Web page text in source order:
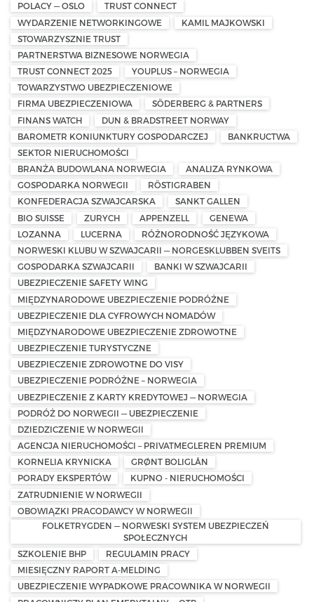
POLACY — OSLO
TRUST CONNECT
WYDARZENIE NETWORKINGOWE
KAMIL MAJKOWSKI
STOWARZYSZNIE TRUST
PARTNERSTWA BIZNESOWE NORWEGIA
TRUST CONNECT 2025
YOUPLUS – NORWEGIA
TOWARZYSTWO UBEZPIECZENIOWE
FIRMA UBEZPIECZENIOWA
SÖDERBERG & PARTNERS
FINANS WATCH
DUN & BRADSTREET NORWAY
BAROMETR KONIUNKTURY GOSPODARCZEJ
BANKRUCTWA
SEKTOR NIERUCHOMOŚCI
BRANŻA BUDOWLANA NORWEGIA
ANALIZA RYNKOWA
GOSPODARKA NORWEGII
RÖSTIGRABEN
KONFEDERACJA SZWAJCARSKA
SANKT GALLEN
BIO SUISSE
ZURYCH APPENZELL
GENEWA
LOZANNA
LUCERNA
RÓŻNORODNOŚĆ JĘZYKOWA
NORWESKI KLUBU W SZWAJCARII — NORGESKLUBBEN SVEITS
GOSPODARKA SZWAJCARII
BANKI W SZWAJCARII
UBEZPIECZENIE SAFETY WING
MIĘDZYNARODOWE UBEZPIECZENIE PODRÓŻNE
UBEZPIECZENIE DLA CYFROWYCH NOMADÓW
MIĘDZYNARODOWE UBEZPIECZENIE ZDROWOTNE
UBEZPIECZENIE TURYSTYCZNE
UBEZPIECZENIE ZDROWOTNE DO VISY
UBEZPIECZENIE PODRÓŻNE – NORWEGIA
UBEZPIECZENIE Z KARTY KREDYTOWEJ — NORWEGIA
PODRÓŻ DO NORWEGII — UBEZPIECZENIE
DZIEDZICZENIE W NORWEGII
AGENCJA NIERUCHOMOŚCI – PRIVATMEGLEREN PREMIUM
KORNELIA KRYNICKA
GRØNT BOLIGLÅN
PORADY EKSPERTÓW
KUPNO - NIERUCHOMOŚCI
ZATRUDNIENIE W NORWEGII
OBOWIĄZKI PRACODAWCY W NORWEGII
FOLKETRYGDEN — NORWESKI SYSTEM UBEZPIECZEŃ
SPOŁECZNYCH
SZKOLENIE BHP
REGULAMIN PRACY
MIESIĘCZNY RAPORT A-MELDING
UBEZPIECZENIE WYPADKOWE PRACOWNIKA W NORWEGII